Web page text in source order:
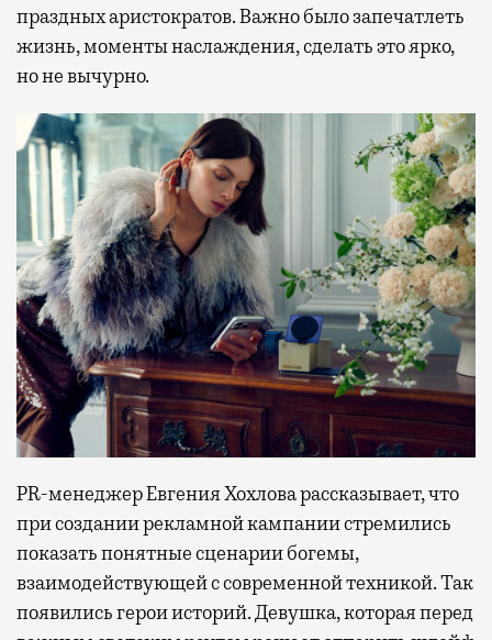
праздных аристократов. Важно было запечатлеть
жизнь, моменты наслаждения, сделать это ярко,
но не вычурно.
PR-менеджер Евгения Хохлова рассказывает, что
при создании рекламной кампании стремились
показать понятные сценарии богемы,
взаимодействующей с современной техникой. Так
появились герои историй. Девушка, которая перед